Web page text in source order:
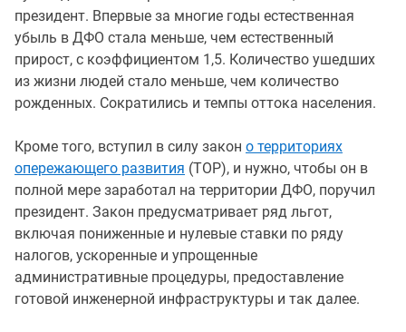
президент. Впервые за многие годы естественная
убыль в ДФО стала меньше, чем естественный
прирост, с коэффициентом 1,5. Количество ушедших
из жизни людей стало меньше, чем количество
рожденных. Сократились и темпы оттока населения.
Кроме того, вступил в силу закон о территориях
опережающего развития (ТОР), и нужно, чтобы он в
полной мере заработал на территории ДФО, поручил
президент. Закон предусматривает ряд льгот,
включая пониженные и нулевые ставки по ряду
налогов, ускоренные и упрощенные
административные процедуры, предоставление
готовой инженерной инфраструктуры и так далее.